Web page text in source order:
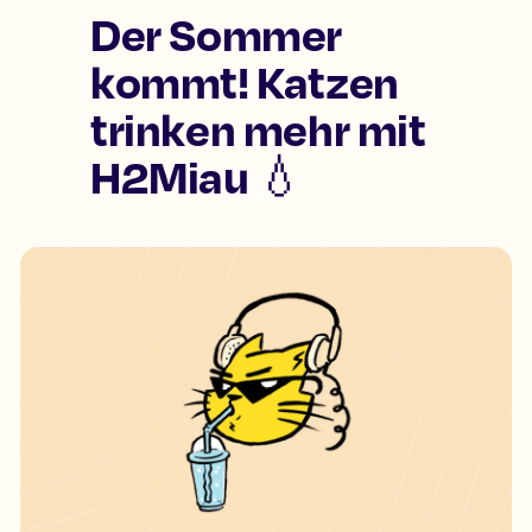
Der Sommer
kommt! Katzen
trinken mehr mit
H2Miau 💧